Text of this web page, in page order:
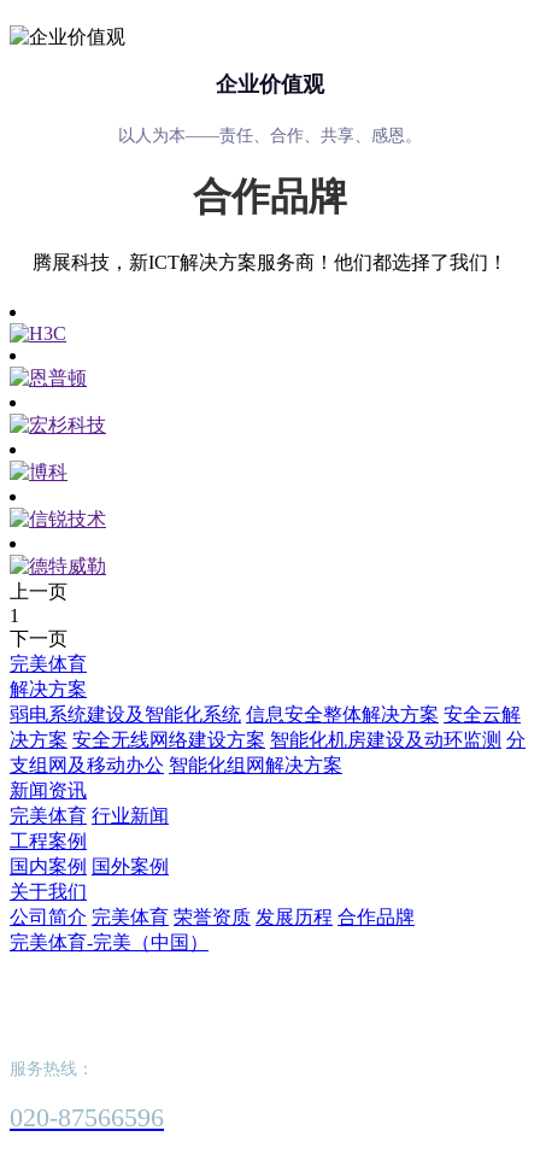
企业价值观
以人为本——责任、合作、共享、感恩。
合作品牌
腾展科技，新ICT解决方案服务商！他们都选择了我们！
上一页
1
下一页
完美体育
解决方案
弱电系统建设及智能化系统 信息安全整体解决方案 安全云解
决方案 安全无线网络建设方案 智能化机房建设及动环监测 分
支组网及移动办公 智能化组网解决方案
新闻资讯
完美体育 行业新闻
工程案例
国内案例 国外案例
关于我们
公司简介 完美体育 荣誉资质 发展历程 合作品牌
完美体育-完美（中国）
服务热线：
020-87566596